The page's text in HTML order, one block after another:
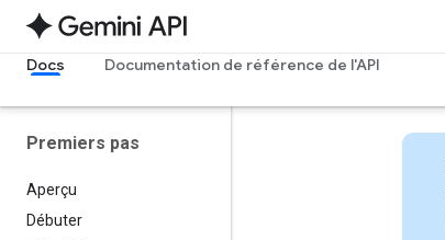
Docs Documentation de référence de l'API
Premiers pas
Aperçu
Débuter